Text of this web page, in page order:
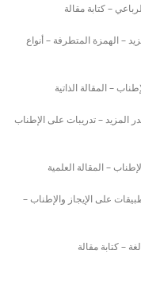
– كتابة مقالة
– الهمزة المتطرفة – أنواع
– المقالة الذاتية
المزيد – تدريبات على الإطناب
– المقالة العلمية
على الإيجاز والإطناب –
– كتابة مقالة